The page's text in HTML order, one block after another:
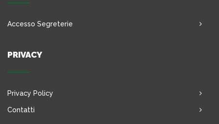
Accesso Segreterie
PRIVACY
Privacy Policy
Contatti